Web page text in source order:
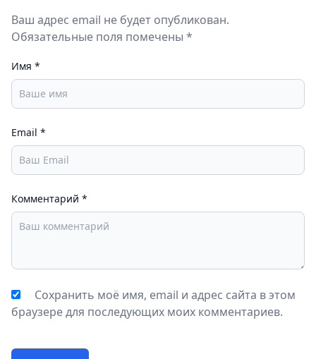
Ваш адрес email не будет опубликован.
Обязательные поля помечены *
Имя *
Email *
Комментарий *
Сохранить моё имя, email и адрес сайта в этом
браузере для последующих моих комментариев.